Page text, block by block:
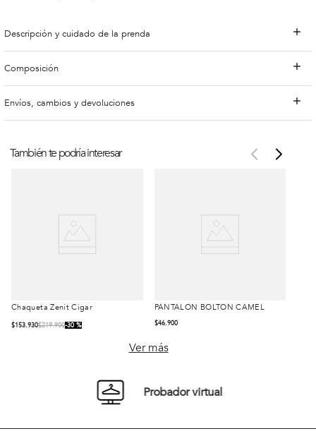
Descripción y cuidado de la prenda
Composición
Envíos, cambios y devoluciones
También te podría interesar
Chaqueta Zenit Cigar
$153.930$219.900 30 %
PANTALÓN BOLTON CAMEL
$46.900
Talla
Ver más
Probador virtual